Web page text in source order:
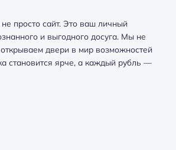
просто сайт. Это ваш личный
и выгодного досуга. Мы не
двери в мир возможностей
становится ярче, а каждый рубль —